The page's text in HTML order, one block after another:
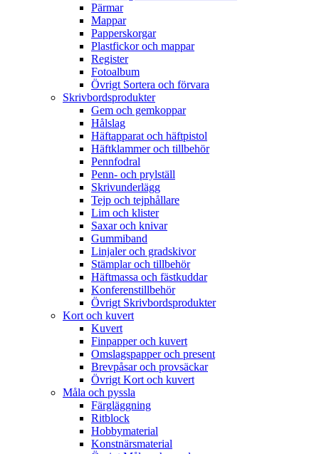
Pärmar
Mappar
Papperskorgar
Plastfickor och mappar
Register
Fotoalbum
Övrigt Sortera och förvara
Skrivbordsprodukter
Gem och gemkoppar
Hålslag
Häftapparat och häftpistol
Häftklammer och tillbehör
Pennfodral
Penn- och prylställ
Skrivunderlägg
Tejp och tejphållare
Lim och klister
Saxar och knivar
Gummiband
Linjaler och gradskivor
Stämplar och tillbehör
Häftmassa och fästkuddar
Konferenstillbehör
Övrigt Skrivbordsprodukter
Kort och kuvert
Kuvert
Finpapper och kuvert
Omslagspapper och present
Brevpåsar och provsäckar
Övrigt Kort och kuvert
Måla och pyssla
Färgläggning
Ritblock
Hobbymaterial
Konstnärsmaterial